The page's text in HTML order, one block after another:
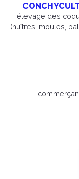
élevage des
(huîtres, moules,